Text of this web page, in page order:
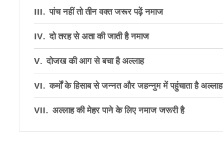
पांच नहीं तो तीन वक्‍त जरूर पढ़ें नमाज
दो तरह से अता की जाती है नमाज
दोजख की आग से बचा है अल्‍लाह
कर्मों के हिसाब से जन्‍नत और जहन्‍नुम में पहुंचाता है अल्‍लाह
अल्‍लाह की मेहर पाने के लिए नमाज जरूरी है